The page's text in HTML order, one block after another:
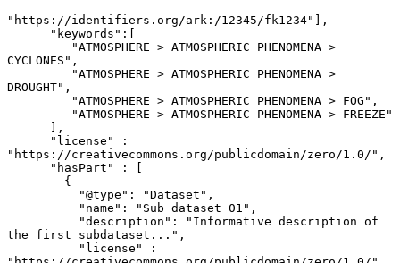
"https://identifiers.org/ark:/12345/fk1234"],
CYCLONES",
DROUGHT",
"https://creativecommons.org/publicdomain/zero/1.0/",
the first subdataset...",